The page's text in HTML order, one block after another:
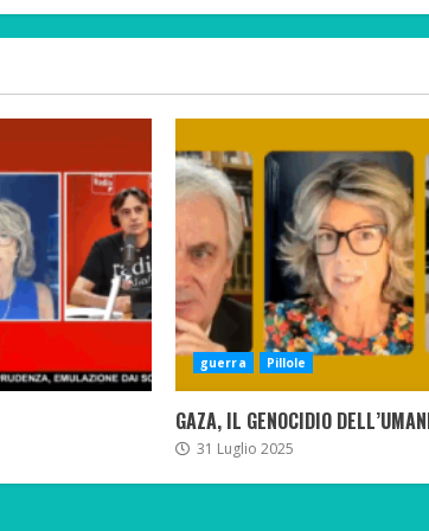
guerra Pillole
GAZA, IL GENOCIDIO
31 Luglio 2025